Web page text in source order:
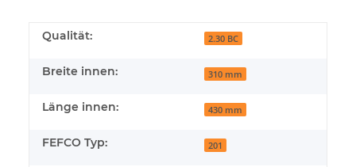
Qualität: 2.30 BC
Breite innen: 310 mm
Länge innen: 430 mm
FEFCO Typ: 201